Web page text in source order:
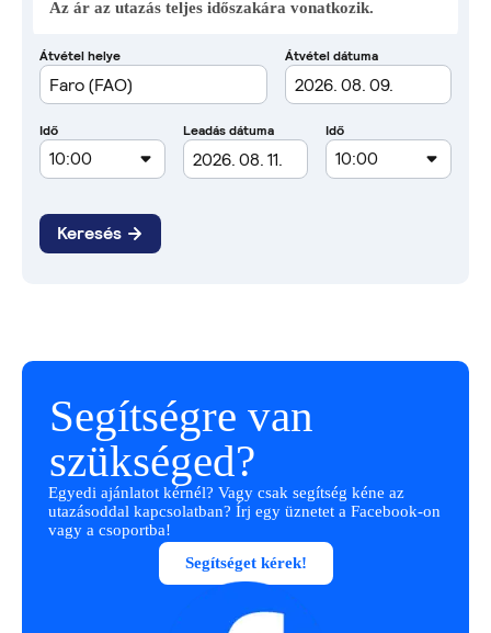
Az ár az utazás teljes időszakára vonatkozik.
Segítségre van
szükséged?
Egyedi ajánlatot kérnél? Vagy csak segítség kéne az
utazásoddal kapcsolatban? Írj egy üznetet a Facebook-on
vagy a csoportba!
Segítséget kérek!